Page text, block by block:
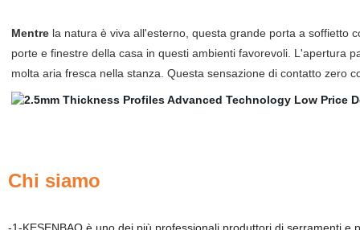
Mentrela natura è viva all'esterno, questa grande porta a soffietto
porte e finestre della casa in questi ambienti favorevoli. L'apertura
molta aria fresca nella stanza. Questa sensazione di contatto zero
Chi siamo